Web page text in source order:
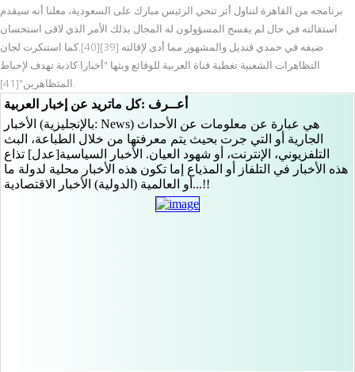
برنامجه من القاهرة لتناول أثر تنحي الرئيس مبارك على السعودية، معلنا أنه سيقدم
استقالته في حال لم يفسح المسؤولون له المجال بذلك الأمر الذي لاقى استحسان
ضيفه في حمدي قنديل والمشهور مما أدى لإقالته [39][40].كما استنكرت لجان
التظاهرات الشعبية تغطية قناة العربية للوقائع وبثها "أخبارا كاذبة تهدف لإحباط
المتظاهرين"[41].